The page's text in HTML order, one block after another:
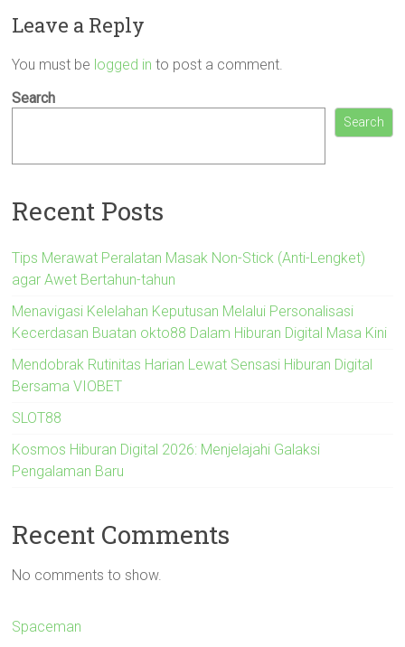
Leave a Reply
You must be logged in to post a comment.
Search
Search
Recent Posts
Tips Merawat Peralatan Masak Non-Stick (Anti-Lengket)
agar Awet Bertahun-tahun
Menavigasi Kelelahan Keputusan Melalui Personalisasi
Kecerdasan Buatan okto88 Dalam Hiburan Digital Masa Kini
Mendobrak Rutinitas Harian Lewat Sensasi Hiburan Digital
Bersama VIOBET
SLOT88
Kosmos Hiburan Digital 2026: Menjelajahi Galaksi
Pengalaman Baru
Recent Comments
No comments to show.
Spaceman